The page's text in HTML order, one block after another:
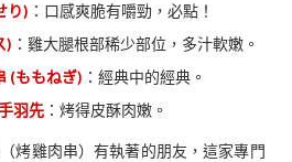
り) ：口感爽脆有嚼勁，必點！
) ：雞大腿根部稀少部位，多汁軟嫩。
(ももねぎ) ：經典中的經典。
羽先 ：烤得皮酥肉嫩。
烤雞肉串）有執著的朋友，這家專門